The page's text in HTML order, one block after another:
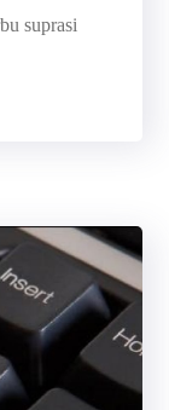
suprasi